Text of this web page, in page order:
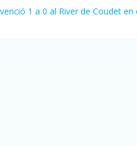
1 a 0 al River de Coudet
de invierno con más